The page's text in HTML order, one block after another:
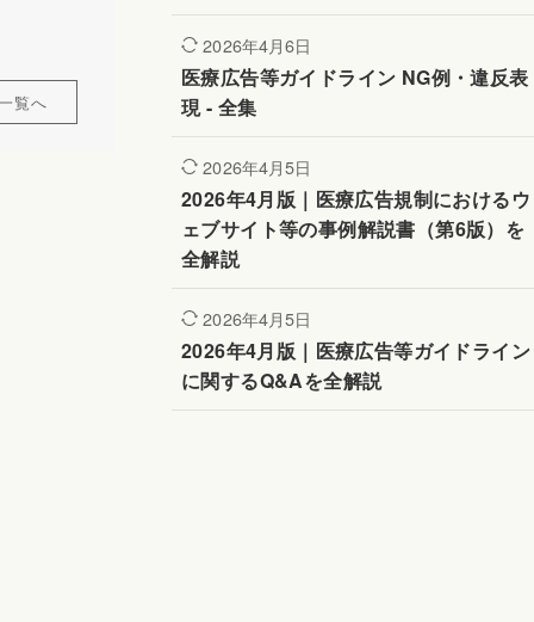
覧へ
2026年4月6日
医療広告等ガイドライン NG例・違反表
現 - 全集
2026年4月5日
2026年4月版｜医療広告規制におけるウ
ェブサイト等の事例解説書（第6版）を
全解説
2026年4月5日
2026年4月版｜医療広告等ガイドライン
に関するQ&Aを全解説